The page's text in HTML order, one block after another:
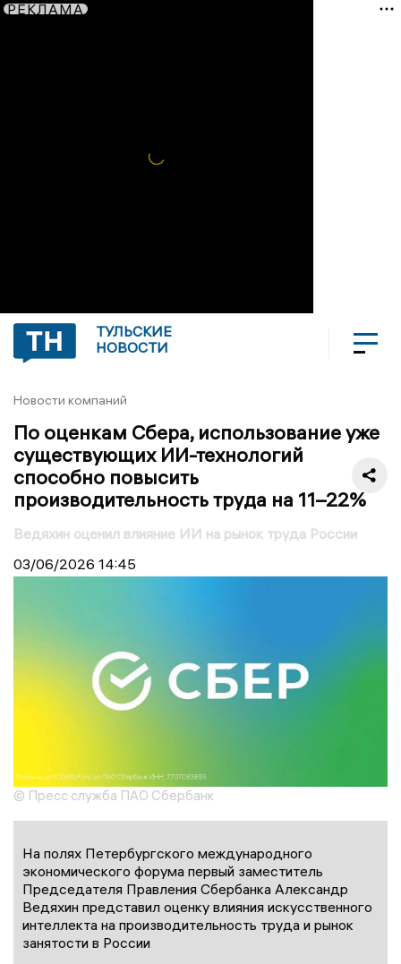
РЕКЛАМА
ТУЛЬСКИЕ
НОВОСТИ
Новости компаний
По оценкам Сбера, использование уже
существующих ИИ-технологий
способно повысить
производительность труда на 11–22%
Ведяхин оценил влияние ИИ на рынок труда России
03/06/2026 14:45
© Пресс служба ПАО Сбербанк
На полях Петербургского международного
экономического форума первый заместитель
Председателя Правления Сбербанка Александр
Ведяхин представил оценку влияния искусственного
интеллекта на производительность труда и рынок
занятости в России